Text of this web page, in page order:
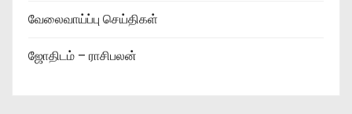
வேலைவாய்ப்பு செய்திகள்
ஜோதிடம் – ராசிபலன்